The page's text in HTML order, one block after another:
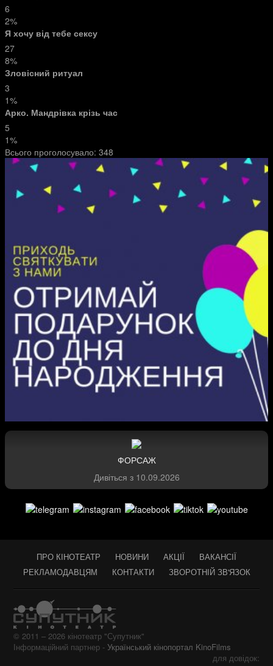
6
2%
Я хочу від тебе сексу
27
8%
Зловісний ритуал
3
1%
Арко. Мандрівка крізь час
5
1%
Всього проголосувало: 348
ФОРСАЖ
Дивіться з 10.09.2026
ПРО КІНОТЕАТР НОВИНИ АКЦІЇ
ВАКАНСІЇ
РЕКЛАМОДАВЦЯМ
КОНТАКТИ ЗВОРОТНІЙ ЗВ'ЯЗОК
© 2011 – 2026 кінотеатр "Супутник"
Інформаційний партнер - Український кінопортал KinoFilms
для довідок: